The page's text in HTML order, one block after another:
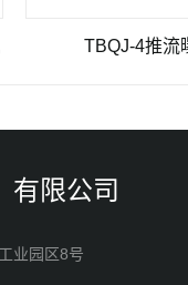
TBQJ-4推流曝气机
有限公司
业园区8号